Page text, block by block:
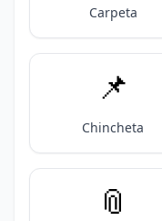
Carpeta
📌
Chincheta
📎